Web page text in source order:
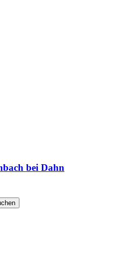
bei Dahn